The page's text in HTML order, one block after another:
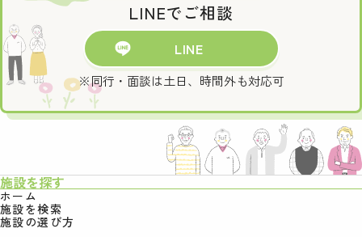
LINEでご相談
LINE
※同行・面談は土日、時間外も対応可
施設を探す
ホーム
施設を検索
施設の選び方